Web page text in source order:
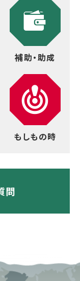
補助・助成
もしもの時
問